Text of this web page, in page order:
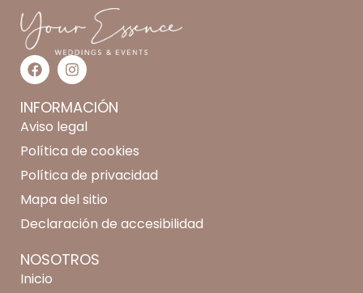
INFORMACIÓN
Aviso legal
Política de cookies
Política de privacidad
Mapa del sitio
Declaración de accesibilidad
NOSOTROS
Inicio